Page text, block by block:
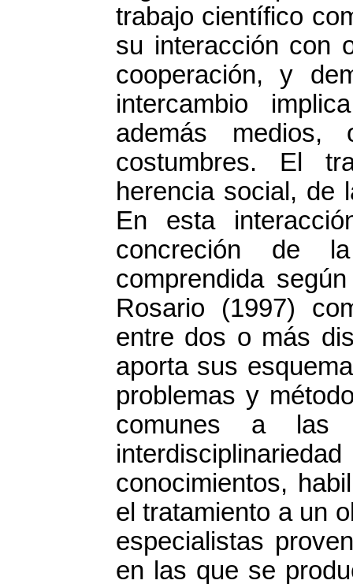
trabajo científico
su interacción con
cooperación, y
intercambio
además medios,
costumbres. El
herencia social, de
En esta
concreción de
comprendida
Rosario (1997)
entre dos o más
aporta sus
problemas y
comunes a las
conocimientos,
el tratamiento a un
especialistas
en las que se